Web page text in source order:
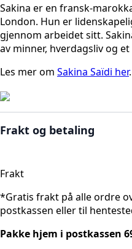
Sakina er en fransk-
London. Hun er
gjennom arbeidet sitt.
av minner, hverdagsliv og
Les mer om Sakina Saïdi her.
Frakt og betaling
Frakt
*Gratis frakt på alle ordre
postkassen eller til
Pakke hjem i postkassen